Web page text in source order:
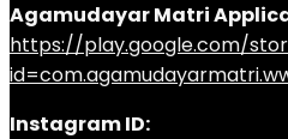
Agamudayar Matri
https://play.google.com/
Instagram ID: